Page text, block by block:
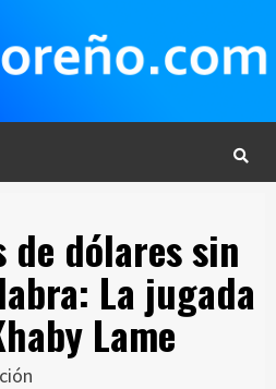
dólares sin
La jugada
Lame